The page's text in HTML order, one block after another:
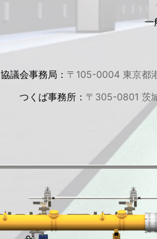
一
協議会事務局： 〒105-0004 東京都
つくば事務所： 〒305-0801 茨